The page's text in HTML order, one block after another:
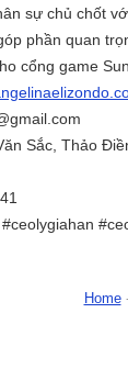
sự chủ chốt
phần quan
cổng game
Sắc, Thảo
Home